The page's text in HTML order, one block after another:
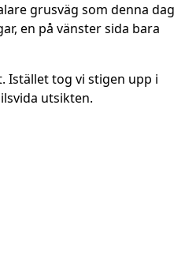
grusväg som denna dag
en på vänster sida bara
Istället tog vi stigen upp i
utsikten.